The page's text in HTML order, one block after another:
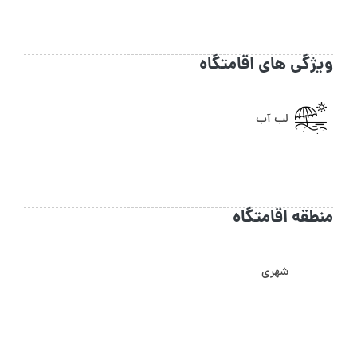
ویژگی های اقامتگاه
لب آب
منطقه اقامتگاه
شهری